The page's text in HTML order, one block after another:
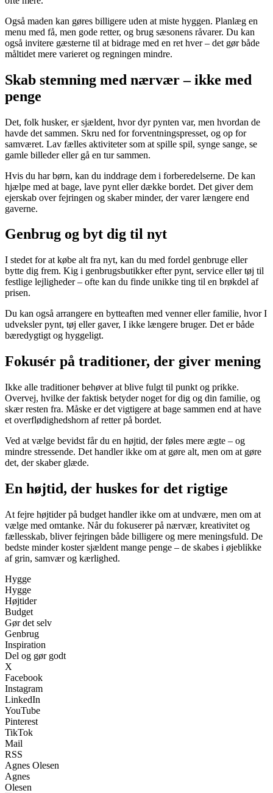
Også maden kan gøres billigere uden at miste hyggen. Planlæg en
menu med få, men gode retter, og brug sæsonens råvarer. Du kan
også invitere gæsterne til at bidrage med en ret hver – det gør både
måltidet mere varieret og regningen mindre.
Skab stemning med nærvær – ikke med
penge
Det, folk husker, er sjældent, hvor dyr pynten var, men hvordan de
havde det sammen. Skru ned for forventningspresset, og op for
samværet. Lav fælles aktiviteter som at spille spil, synge sange, se
gamle billeder eller gå en tur sammen.
Hvis du har børn, kan du inddrage dem i forberedelserne. De kan
hjælpe med at bage, lave pynt eller dække bordet. Det giver dem
ejerskab over fejringen og skaber minder, der varer længere end
gaverne.
Genbrug og byt dig til nyt
I stedet for at købe alt fra nyt, kan du med fordel genbruge eller
bytte dig frem. Kig i genbrugsbutikker efter pynt, service eller tøj til
festlige lejligheder – ofte kan du finde unikke ting til en brøkdel af
prisen.
Du kan også arrangere en bytteaften med venner eller familie, hvor I
udveksler pynt, tøj eller gaver, I ikke længere bruger. Det er både
bæredygtigt og hyggeligt.
Fokusér på traditioner, der giver mening
Ikke alle traditioner behøver at blive fulgt til punkt og prikke.
Overvej, hvilke der faktisk betyder noget for dig og din familie, og
skær resten fra. Måske er det vigtigere at bage sammen end at have
et overflødighedshorn af retter på bordet.
Ved at vælge bevidst får du en højtid, der føles mere ægte – og
mindre stressende. Det handler ikke om at gøre alt, men om at gøre
det, der skaber glæde.
En højtid, der huskes for det rigtige
At fejre højtider på budget handler ikke om at undvære, men om at
vælge med omtanke. Når du fokuserer på nærvær, kreativitet og
fællesskab, bliver fejringen både billigere og mere meningsfuld. De
bedste minder koster sjældent mange penge – de skabes i øjeblikke
af grin, samvær og kærlighed.
Hygge
Hygge
Højtider
Budget
Gør det selv
Genbrug
Inspiration
Del og gør godt
X
Facebook
Instagram
LinkedIn
YouTube
Pinterest
TikTok
Mail
RSS
Agnes Olesen
Agnes
Olesen